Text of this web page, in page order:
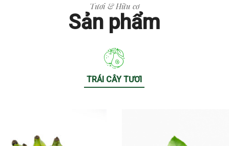
Tươi & Hữu cơ
Sản phẩm
TRÁI CÂY TƯƠI